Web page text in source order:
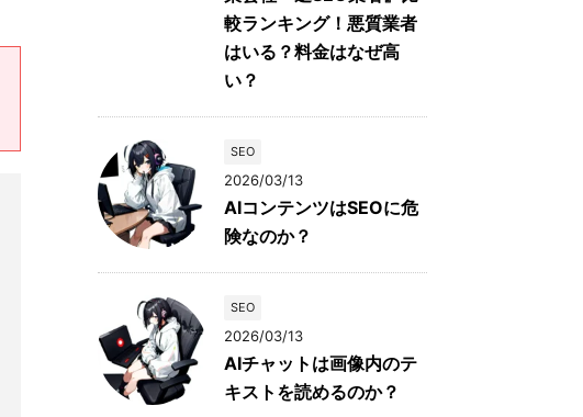
較ランキング！悪質業者
はいる？料金はなぜ高
い？
SEO
2026/03/13
AIコンテンツはSEOに危
険なのか？
SEO
2026/03/13
AIチャットは画像内のテ
キストを読めるのか？